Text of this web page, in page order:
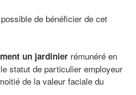
de bénéficier de cet
un jardinier rémunéré en
statut de particulier employeur
de la valeur faciale du